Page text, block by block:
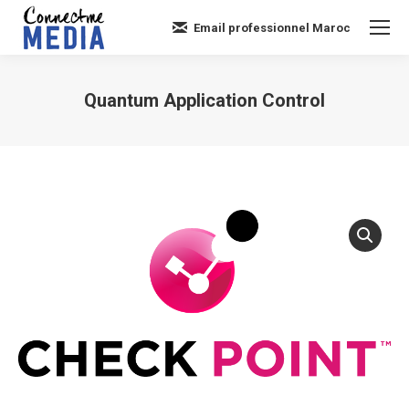
Email professionnel Maroc
Quantum Application Control